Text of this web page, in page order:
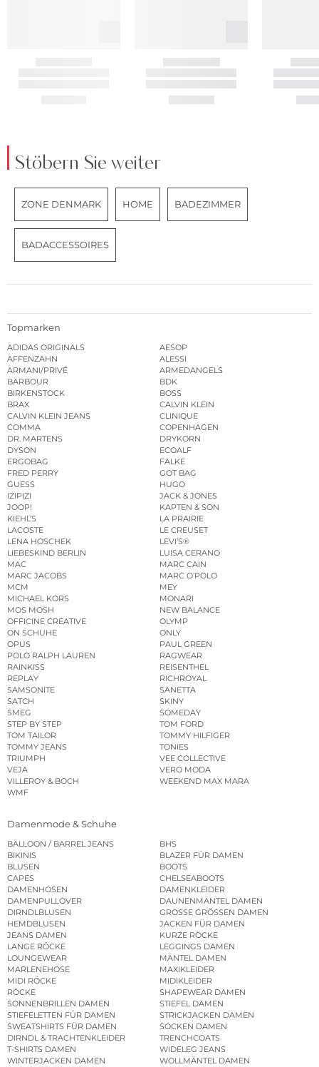
Stöbern Sie weiter
ZONE DENMARK HOME BADEZIMMER
BADACCESSOIRES
Topmarken
ADIDAS ORIGINALS
AESOP
AFFENZAHN
ALESSI
ARMANI/PRIVÉ
ARMEDANGELS
BARBOUR
BDK
BIRKENSTOCK
BOSS
BRAX
CALVIN KLEIN
CALVIN KLEIN JEANS
CLINIQUE
COMMA
COPENHAGEN
DR. MARTENS
DRYKORN
DYSON
ECOALF
ERGOBAG
FALKE
FRED PERRY
GOT BAG
GUESS
HUGO
IZIPIZI
JACK & JONES
JOOP!
KAPTEN & SON
KIEHL’S
LA PRAIRIE
LACOSTE
LE CREUSET
LENA HOSCHEK
LEVI’S®
LIEBESKIND BERLIN
LUISA CERANO
MAC
MARC CAIN
MARC JACOBS
MARC O’POLO
MCM
MEY
MICHAEL KORS
MONARI
MOS MOSH
NEW BALANCE
OFFICINE CREATIVE
OLYMP
ON SCHUHE
ONLY
OPUS
PAUL GREEN
POLO RALPH LAUREN
RAGWEAR
RAINKISS
REISENTHEL
REPLAY
RICHROYAL
SAMSONITE
SANETTA
SATCH
SKINY
SMEG
SOMEDAY
STEP BY STEP
TOM FORD
TOM TAILOR
TOMMY HILFIGER
TOMMY JEANS
TONIES
TRIUMPH
VEE COLLECTIVE
VEJA
VERO MODA
VILLEROY & BOCH
WEEKEND MAX MARA
WMF
Damenmode & Schuhe
BALLOON / BARREL JEANS
BHS
BIKINIS
BLAZER FÜR DAMEN
BLUSEN
BOOTS
CAPES
CHELSEABOOTS
DAMENHOSEN
DAMENKLEIDER
DAMENPULLOVER
DAUNENMÄNTEL DAMEN
DIRNDLBLUSEN
GROSSE GRÖSSEN DAMEN
HEMDBLUSEN
JACKEN FÜR DAMEN
JEANS DAMEN
KURZE RÖCKE
LANGE RÖCKE
LEGGINGS DAMEN
LOUNGEWEAR
MÄNTEL DAMEN
MARLENEHOSE
MAXIKLEIDER
MIDI RÖCKE
MIDIKLEIDER
RÖCKE
SHAPEWEAR DAMEN
SONNENBRILLEN DAMEN
STIEFEL DAMEN
STIEFELETTEN FÜR DAMEN
STRICKJACKEN DAMEN
SWEATSHIRTS FÜR DAMEN
SOCKEN DAMEN
DIRNDL & TRACHTENKLEIDER
TRENCHCOATS
T-SHIRTS DAMEN
WIDELEG JEANS
WINTERJACKEN DAMEN
WOLLMÄNTEL DAMEN